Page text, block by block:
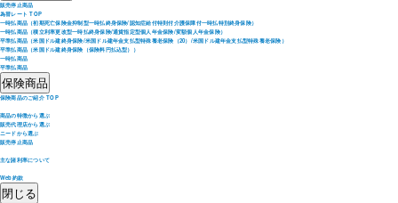
販売停止商品
為替レート TOP
一時払商品（初期死亡保険金抑制型一時払終身保険/認知症給付特則付介護保障付一時払特別終身保険）
一時払商品（積立利率更改型一時払終身保険/通貨指定型個人年金保険/変額個人年金保険）
平準払商品（米国ドル建終身保険/米国ドル建年金支払型特殊養老保険（20）/米国ドル建年金支払型特殊養老保険）
平準払商品（米国ドル建終身保険（保険料円払込型））
一時払商品
平準払商品
保険商品
保険商品のご紹介 TOP
商品の特徴から選ぶ
販売代理店から選ぶ
ニードから選ぶ
販売停止商品
主な諸利率について
Web約款
閉じる